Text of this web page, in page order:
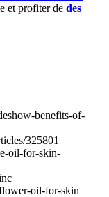
et profiter de des
benefits-of-
325801
oil-for-skin-
oil-for-skin